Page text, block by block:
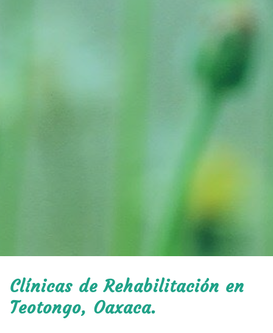
Clínicas de Rehabilitación en
Teotongo, Oaxaca.